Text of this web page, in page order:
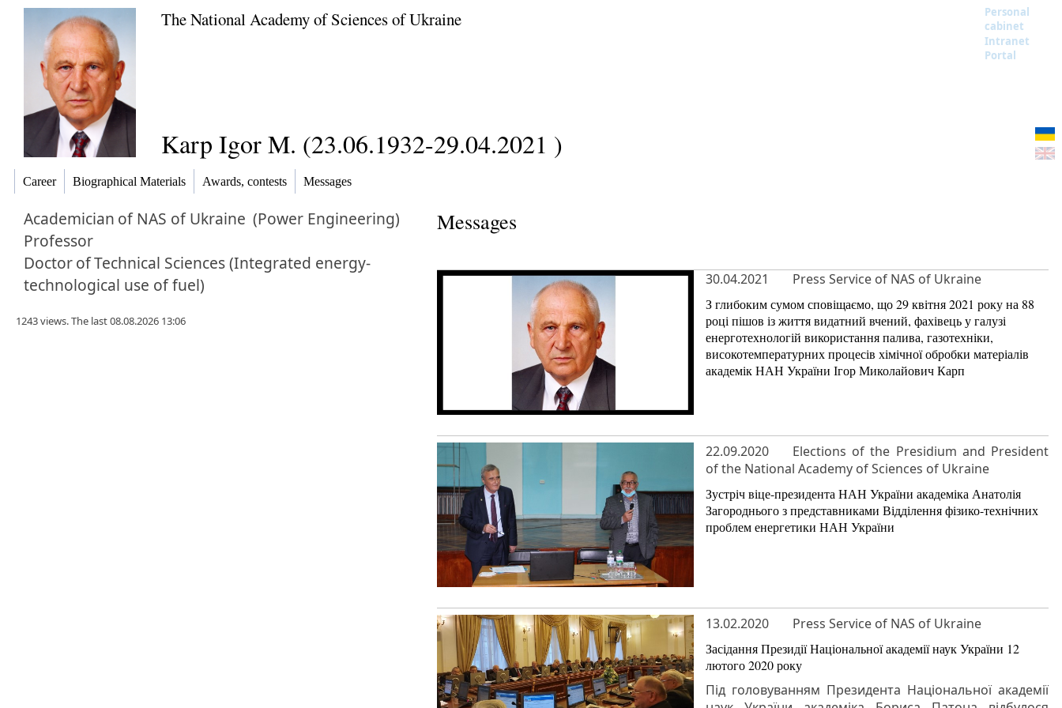
The National Academy of Sciences of Ukraine
Personal
cabinet
Intranet
Portal
Karp Igor M. (23.06.1932-29.04.2021 )
Career Biographical Materials Awards, contests Messages
Academician of NAS of Ukraine (Power Engineering)
Professor
DoctorofTechnical Sciences (Integrated energy-
technological use of fuel)
1243 views. The last 08.08.2026 13:06
Messages
30.04.2021 Press Service of NAS of Ukraine
З глибоким сумом сповіщаємо, що 29 квітня 2021 року на 88
році пішов із життя видатний вчений, фахівець у галузі
енерготехнологій використання палива, газотехніки,
високотемпературних процесів хімічної обробки матеріалів
академік НАН України Ігор Миколайович Карп
22.09.2020
Elections of the Presidium and President
of the National Academy of Sciences of Ukraine
Зустріч віце-президента НАН України академіка Анатолія
Загороднього з представниками Відділення фізико-технічних
проблем енергетики НАН України
13.02.2020 Press Service of NAS of Ukraine
Засідання Президії Національної академії наук України 12
лютого 2020 року
Під головуванням Президента Національної академії